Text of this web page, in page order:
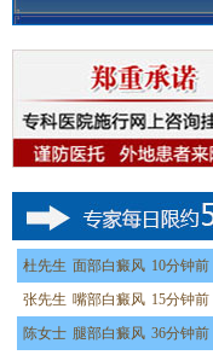
杜先生 面部白癜风 10分钟前
张先生 嘴部白癜风 15分钟前
陈女士 腿部白癜风 36分钟前